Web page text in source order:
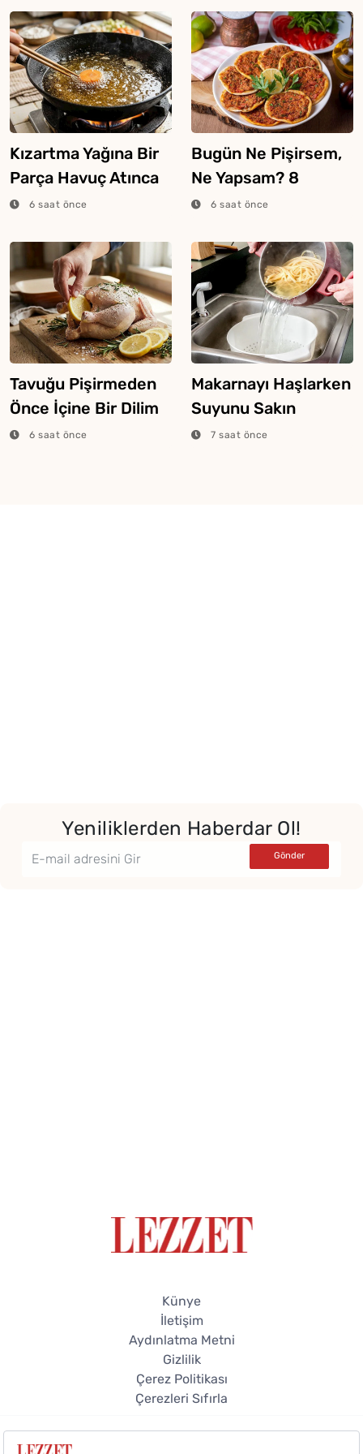
Kızartma Yağına Bir
Parça Havuç Atınca
Ne Olur?
6 saat önce
Bugün Ne Pişirsem,
Ne Yapsam? 8
Ağustos 2026
6 saat önce
Tavuğu Pişirmeden
Önce İçine Bir Dilim
Limon Atarsanız Ne
6 saat önce
Makarnayı Haşlarken
Suyunu Sakın
Dökmeyin
7 saat önce
Yeniliklerden Haberdar Ol!
Künye
İletişim
Aydınlatma Metni
Gizlilik
Çerez Politikası
Çerezleri Sıfırla